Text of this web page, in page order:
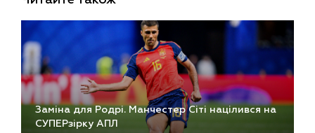
Заміна для Родрі. Манчестер Сіті націлився на
СУПЕРзірку АПЛ